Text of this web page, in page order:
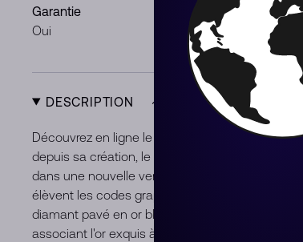
Garantie
Oui
DESCRIPTION
Découvrez en ligne le bracelet diamant en or
depuis sa création, le bracelet bangle en
dans une nouvelle version plus épurée. Ses
élèvent les codes graphiques de la Maison de
diamant pavé en or blanc est d'autant plus
associant l'or exquis à trois diamants mobiles